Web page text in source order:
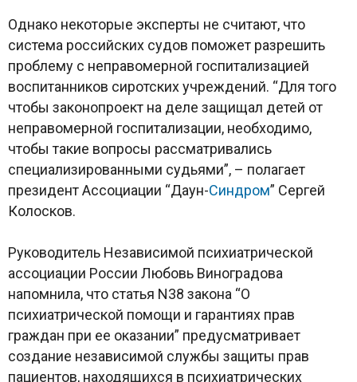
Однако некоторые эксперты не считают, что
система российских судов поможет разрешить
проблему с неправомерной госпитализацией
воспитанников сиротских учреждений. “Для того
чтобы законопроект на деле защищал детей от
неправомерной госпитализации, необходимо,
чтобы такие вопросы рассматривались
специализированными судьями”, – полагает
президент Ассоциации “Даун-Синдром” Сергей
Колосков.
Руководитель Независимой психиатрической
ассоциации России Любовь Виноградова
напомнила, что статья N38 закона “О
психиатрической помощи и гарантиях прав
граждан при ее оказании” предусматривает
создание независимой службы защиты прав
пациентов, находящихся в психиатрических